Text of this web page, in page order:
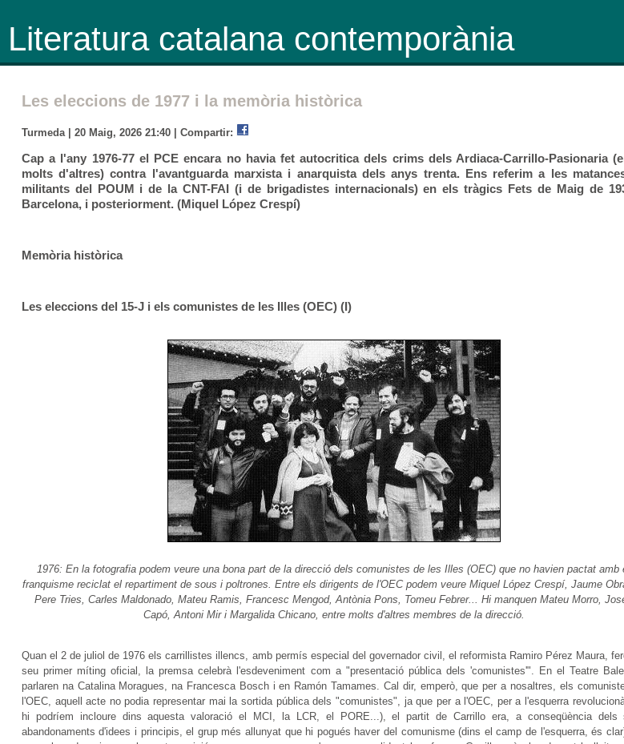
Literatura catalana contemporània
Les eleccions de 1977 i la memòria històrica
Turmeda | 20 Maig, 2026 21:40 | Compartir:
Cap a l'any 1976-77 el PCE encara no havia fet autocritica dels crims dels Ardiaca-Carrillo-Pasionaria
molts d'altres) contra l'avantguarda marxista i anarquista dels anys trenta. Ens referim a les
militants del POUM i de la CNT-FAI (i de brigadistes internacionals) en els tràgics Fets de Maig de
Barcelona, i posteriorment. (Miquel López Crespí)
Memòria històrica
Les eleccions del 15-J i els comunistes de les Illes (OEC) (I)
1976: En la fotografia podem veure una bona part de la direcció dels comunistes de les Illes (OEC) que no havien pactat amb
franquisme reciclat el repartiment de sous i poltrones. Entre els dirigents de l'OEC podem veure Miquel López Crespí, Jaume
Pere Tries, Carles Maldonado, Mateu Ramis, Francesc Mengod, Antònia Pons, Tomeu Febrer... Hi manquen Mateu Morro,
Capó, Antoni Mir i Margalida Chicano, entre molts d'altres membres de la direcció.
Quan el 2 de juliol de 1976 els carrillistes illencs, amb permís especial del governador civil, el reformista Ramiro Pérez Maura,
seu primer míting oficial, la premsa celebrà l'esdeveniment com a "presentació pública dels 'comunistes'". En el Teatre
parlaren na Catalina Moragues, na Francesca Bosch i en Ramón Tamames. Cal dir, emperò, que per a nosaltres, els
l'OEC, aquell acte no podia representar mai la sortida pública dels "comunistes", ja que per a l'OEC, per a l'esquerra
hi podríem incloure dins aquesta valoració el MCI, la LCR, el PORE...), el partit de Carrillo era, a conseqüència dels
abandonaments d'idees i principis, el grup més allunyat que hi pogués haver del comunisme (dins el camp de l'esquerra, és